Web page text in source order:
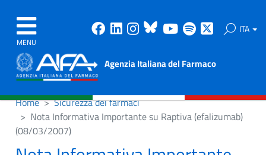
MENU
Facebook
Linkedin
Instagram
Bluesky
Youtube
Spotify ITA
Agenzia Italiana del Farmaco
Home
Sicurezza dei farmaci
Nota Informativa Importante su Raptiva (efalizumab)
(08/03/2007)